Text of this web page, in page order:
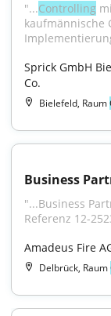
"...Controlling
kaufmännische
Sprick GmbH
Co.
Bielefeld, Raum
Business
"...Business
Referenz 12-
Amadeus Fire
Delbrück, Raum